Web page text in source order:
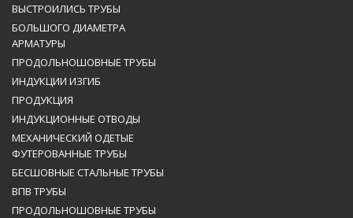
ВЫСТРОИЛИСЬ ТРУБЫ
БОЛЬШОГО ДИАМЕТРА
АРМАТУРЫ
ПРОДОЛЬНОШОВНЫЕ ТРУБЫ
ИНДУКЦИИ ИЗГИБ
ПРОДУКЦИЯ
ИНДУКЦИОННЫЕ ОТВОДЫ
МЕХАНИЧЕСКИЙ ОДЕТЫЕ
ФУТЕРОВАННЫЕ ТРУБЫ
БЕСШОВНЫЕ СТАЛЬНЫЕ ТРУБЫ
ВПВ ТРУБЫ
ПРОДОЛЬНОШОВНЫЕ ТРУБЫ